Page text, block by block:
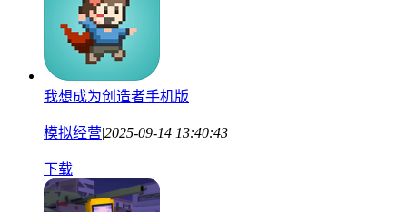
我想成为创造者手机版
模拟经营|2025-09-14 13:40:43
下载